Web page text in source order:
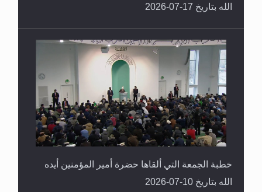
الله بتاريخ 17-07-2026
خطبة الجمعة التي ألقاها حضرة أمير المؤمنين أيده
الله بتاريخ 10-07-2026